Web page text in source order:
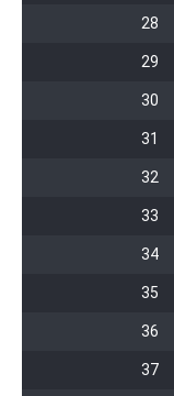
28
29
30
31
32
33
34
35
36
37